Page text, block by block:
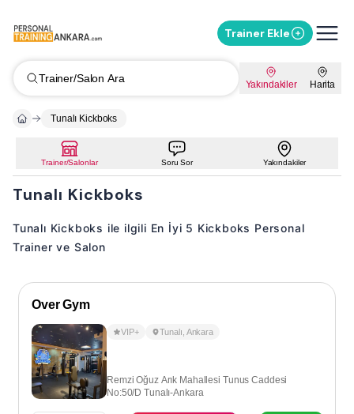
Trainer Ekle
Trainer/Salon Ara Yakındakiler Harita
Tunalı Kickboks
Trainer/Salonlar Soru Sor Yakındakiler
Tunalı Kickboks
Tunalı Kickboks ile ilgili En İyi 5 Kickboks Personal
Trainer ve Salon
Over Gym
VIP+ Tunalı Ankara
Remzi Oğuz Arık Mahallesi Tunus Caddesi
No:50/D Tunalı-Ankara